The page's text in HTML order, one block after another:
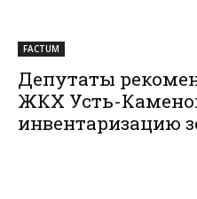
FACTUM
Депутаты
ЖКХ Усть-
инвентаризацию